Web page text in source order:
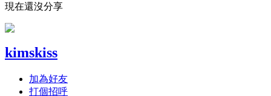
現在還沒分享
kimskiss
加為好友
打個招呼